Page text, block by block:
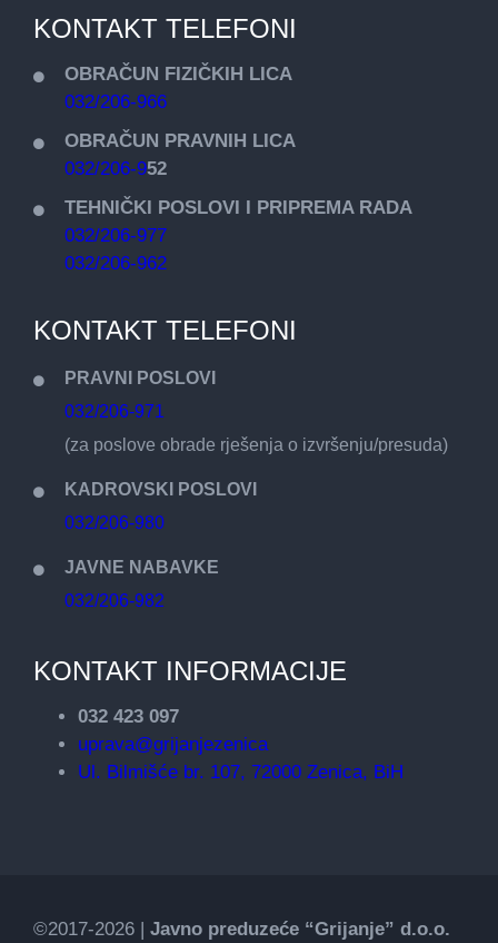
KONTAKT TELEFONI
OBRAČUN FIZIČKIH LICA
032/206-966
OBRAČUN PRAVNIH LICA
032/206-952
TEHNIČKI POSLOVI I PRIPREMA RADA
032/206-977
032/206-962
KONTAKT TELEFONI
PRAVNI POSLOVI
032/206-971
(za poslove obrade rješenja o izvršenju/presuda)
KADROVSKI POSLOVI
032/206-980
JAVNE NABAVKE
032/206-982
KONTAKT INFORMACIJE
032 423 097
uprava@grijanjezenica
Ul. Bilmišće br. 107, 72000 Zenica, BiH
©2017-2026 | Javno preduzeće “Grijanje” d.o.o.